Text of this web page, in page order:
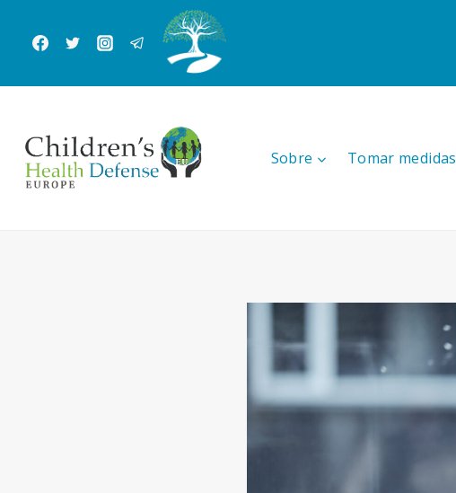
content
Sobre Tomar medidas